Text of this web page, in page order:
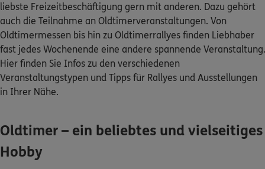
Sehen Sie auf einen Blick Ihre Versicherungen bei ERGO,
dem ERGO Rechtsschutz und der DKV.
Zum Kundenportal
Bequem online oder telefonisch.
liebste Freizeitbeschäftigung gern mit anderen. Dazu gehört
auch die Teilnahme an Oldtimerveranstaltungen. Von
Oldtimermessen bis hin zu Oldtimerrallyes finden Liebhaber
fast jedes Wochenende eine andere spannende Veranstaltung.
Hier finden Sie Infos zu den verschiedenen
Veranstaltungstypen und Tipps für Rallyes und Ausstellungen
in Ihrer Nähe.
Oldtimer – ein beliebtes und vielseitiges
Hobby